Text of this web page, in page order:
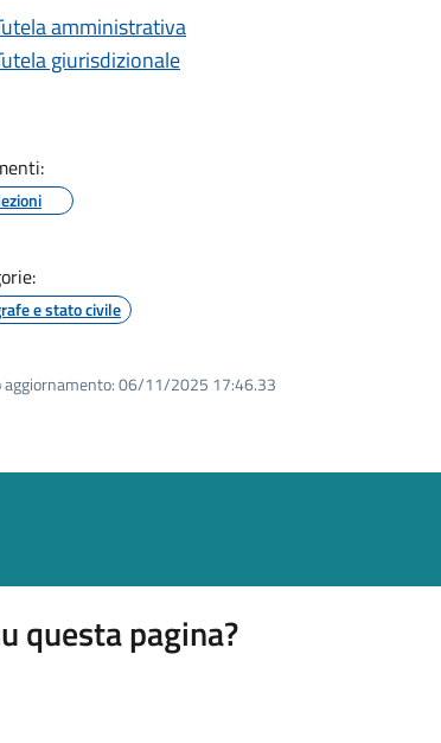
amministrativa
giurisdizionale
e stato civile
06/11/2025 17:46.33
questa pagina?